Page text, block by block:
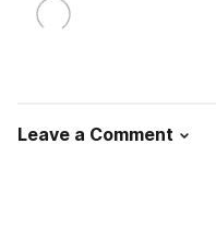
Leave a Comment